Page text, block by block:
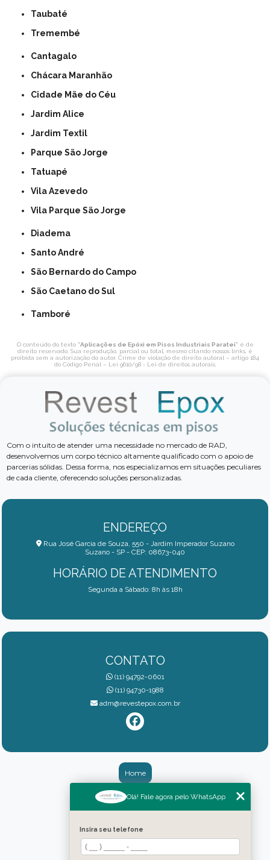
Taubaté
Tremembé
Cantagalo
Chácara Maranhão
Cidade Mãe do Céu
Jardim Alice
Jardim Textil
Parque São Jorge
Tatuapé
Vila Azevedo
Vila Parque São Jorge
Diadema
Santo André
São Bernardo do Campo
São Caetano do Sul
Tamboré
O conteúdo do texto "Aplicações de Epóxi em Pisos Industriais Parateí" é de
direito reservado. Sua reprodução, parcial ou total, mesmo citando nossos links, é
proibida sem a autorização do autor. Crime de violação de direito autoral – artigo 184
do Código Penal – Lei 9610/98 - Lei de direitos autorais.
Com o intuito de atender uma necessidade no mercado de RAD,
desenvolvemos um corpo técnico altamente qualificado com o apoio de
parcerias sólidas. Dessa forma, nos especializamos em situações peculiares
de cada cliente, oferecendo soluções personalizadas.
ENDEREÇO
Rua José Garcia de Souza, 550 - Jardim Imperador Suzano
Suzano - SP - CEP: 08673-040
HORÁRIO DE ATENDIMENTO
Segunda a Sábado: 8h às 18h
CONTATO
(11) 94792-0601
(11) 94730-1988
adm@revestepox.com.br
Home
Quem somos
Galeria
Serviços
Blog
Olá! Fale agora pelo WhatsApp
Insira seu telefone